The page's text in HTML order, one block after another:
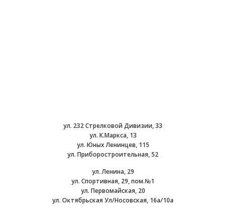
ул. 232 Стрелковой Дивизии, 33
ул. К.Маркса, 13
ул. Юных Ленинцев, 115
ул. Приборостроительная, 52
ул. Ленина, 29
ул. Спортивная, 29, пом.№1
ул. Первомайская, 20
ул. Октябрьская Ул/Носовская, 16а/10а